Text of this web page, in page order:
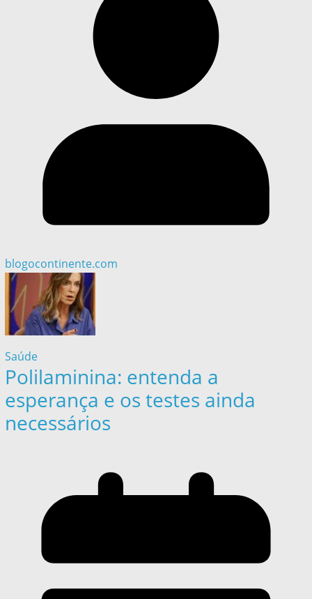
blogocontinente.com
Saúde
Polilaminina: entenda a
esperança e os testes ainda
necessários